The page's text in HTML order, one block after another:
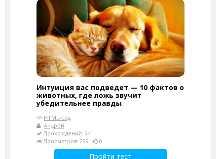
Интуиция вас подведет — 10 фактов о
животных, где ложь звучит
убедительнее правды
HTML-код
Андрей
Прохождений: 94
Просмотров: 299
0
Пройти тест